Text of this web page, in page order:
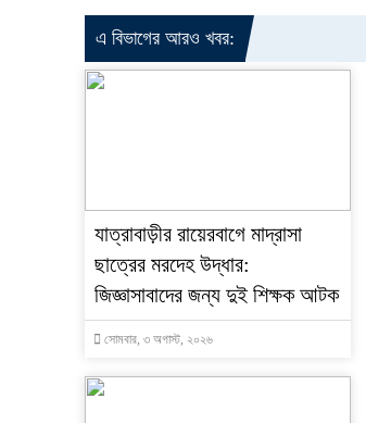
এ বিভাগের আরও খবর:
যাত্রাবাড়ীর রায়েরবাগে মাদ্রাসা
ছাত্রের মরদেহ উদ্ধার:
জিজ্ঞাসাবাদের জন্য দুই শিক্ষক আটক
সোমবার, ৩ অগাস্ট, ২০২৬